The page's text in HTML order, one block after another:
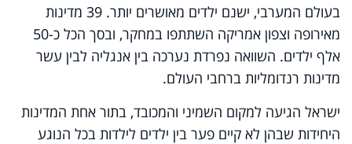
בעולם המערבי, ישנם ילדים מאושרים יותר. 39 מדינות
מאירופה וצפון אמריקה השתתפו במחקר, ובסך הכל כ-50
אלף ילדים. השוואה נפרדת נערכה בין אנגליה לבין עשר
מדינות רנדומליות ברחבי העולם.
ישראל הגיעה למקום השמיני והמכובד, בתור אחת המדינות
היחידות שבהן לא קיים פער בין ילדים לילדות בכל הנוגע